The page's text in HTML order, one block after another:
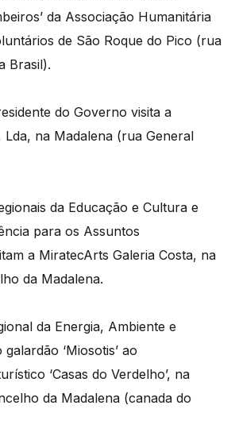
da Associação Humanitária
de São Roque do Pico (rua
Brasil).
do Governo visita a
Lda, na Madalena (rua General
da Educação e Cultura e
para os Assuntos
a MiratecArts Galeria Costa, na
da Madalena.
da Energia, Ambiente e
‘Miosotis’ ao
‘Casas do Verdelho’, na
da Madalena (canada do